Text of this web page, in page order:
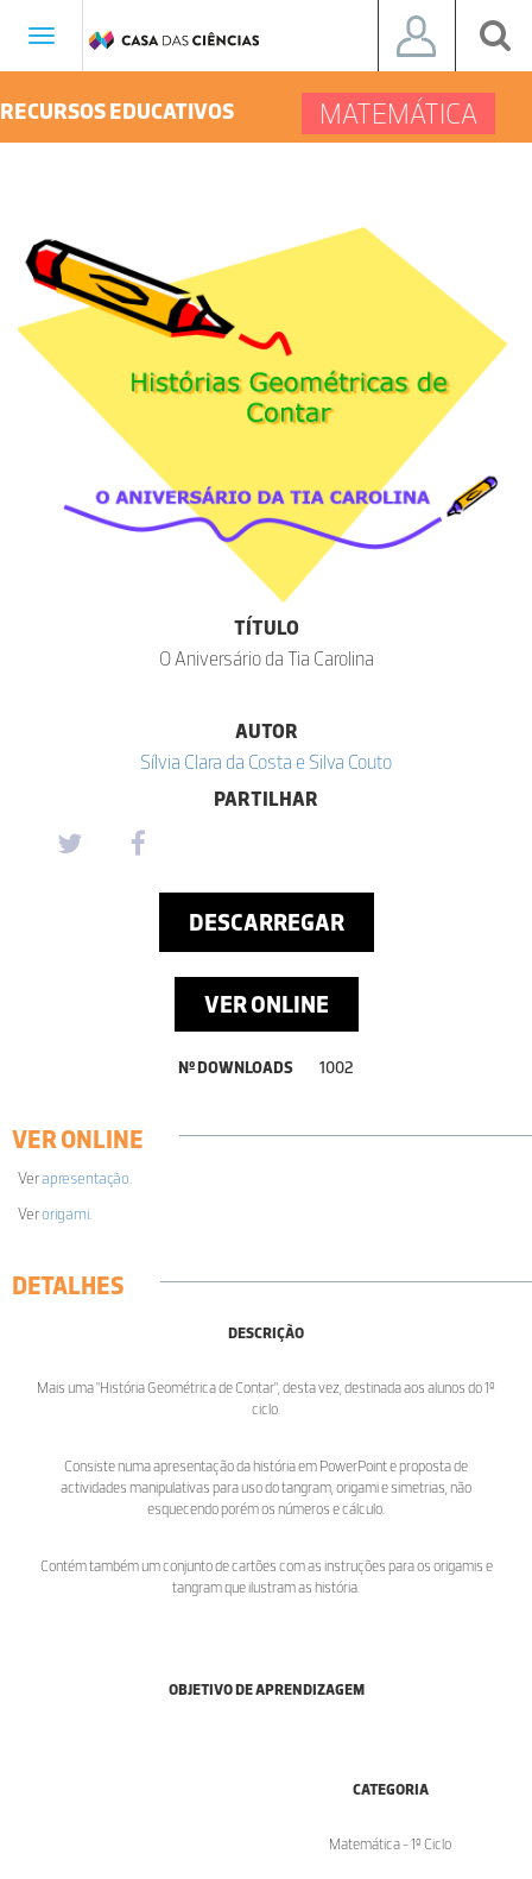
Toggle
RECURSOS EDUCATIVOS MATEMÁTICA
TÍTULO
O Aniversário da Tia Carolina
AUTOR
Sílvia Clara da Costa e Silva Couto
PARTILHAR
DESCARREGAR
VER ONLINE
Nº DOWNLOADS 1002
VER ONLINE
Verapresentação.
Verorigami.
DETALHES
DESCRIÇÃO
Mais uma "História Geométrica de Contar", desta vez, destinada aos alunos do 1º
ciclo.
Consiste numa apresentação da história em PowerPoint e proposta de
actividades manipulativas para uso do tangram, origami e simetrias, não
esquecendo porém os números e cálculo.
Contém também um conjunto de cartões com as instruções para os origamis e
tangram que ilustram as história.
OBJETIVO DE APRENDIZAGEM
CATEGORIA
Matemática - 1º Ciclo